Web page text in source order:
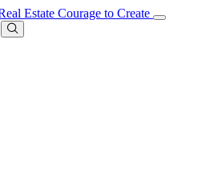
Courage to Create